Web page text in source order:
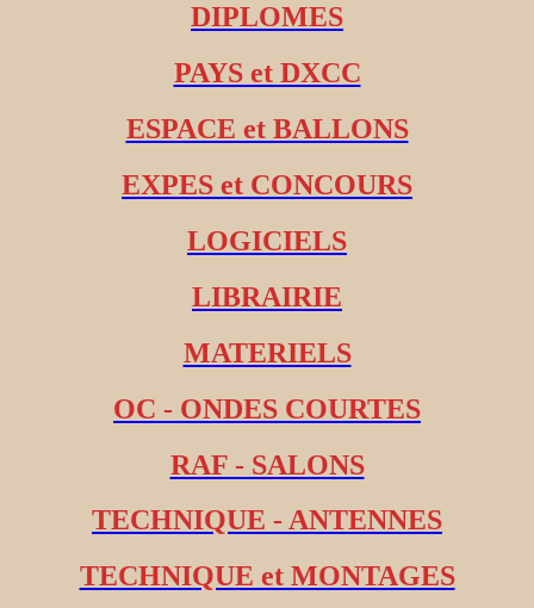
DIPLOMES
PAYS et DXCC
ESPACE et BALLONS
EXPES et CONCOURS
LOGICIELS
LIBRAIRIE
MATERIELS
OC - ONDES COURTES
RAF - SALONS
TECHNIQUE - ANTENNES
TECHNIQUE et MONTAGES